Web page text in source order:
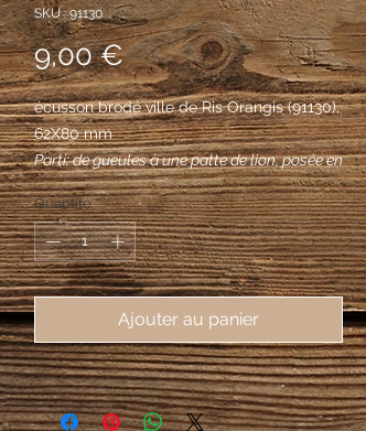
SKU : 91130
9,00 €Prix
écusson brodé ville de Ris Orangis (91130),
62X80 mm
Parti: de gueules à une patte de lion, posée en
bande, les griffes vers le chef
Quantité *
Ajouter au panier